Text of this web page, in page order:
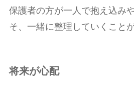
保護者の方が一人で抱え込み
そ、一緒に整理していくこと
将来が心配